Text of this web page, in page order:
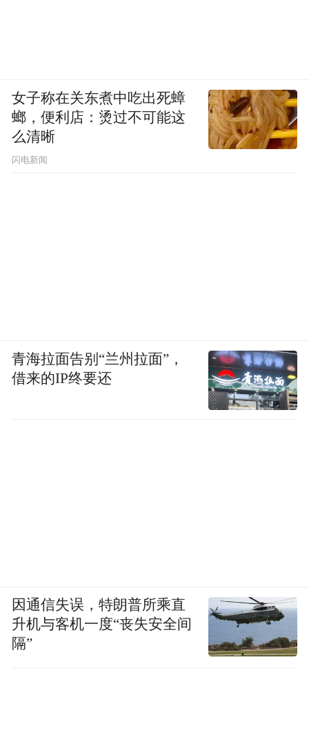
女子称在关东煮中吃出死蟑
螂，便利店：烫过不可能这
么清晰
闪电新闻
青海拉面告别“兰州拉面”，
借来的IP终要还
因通信失误，特朗普所乘直
升机与客机一度“丧失安全间
隔”